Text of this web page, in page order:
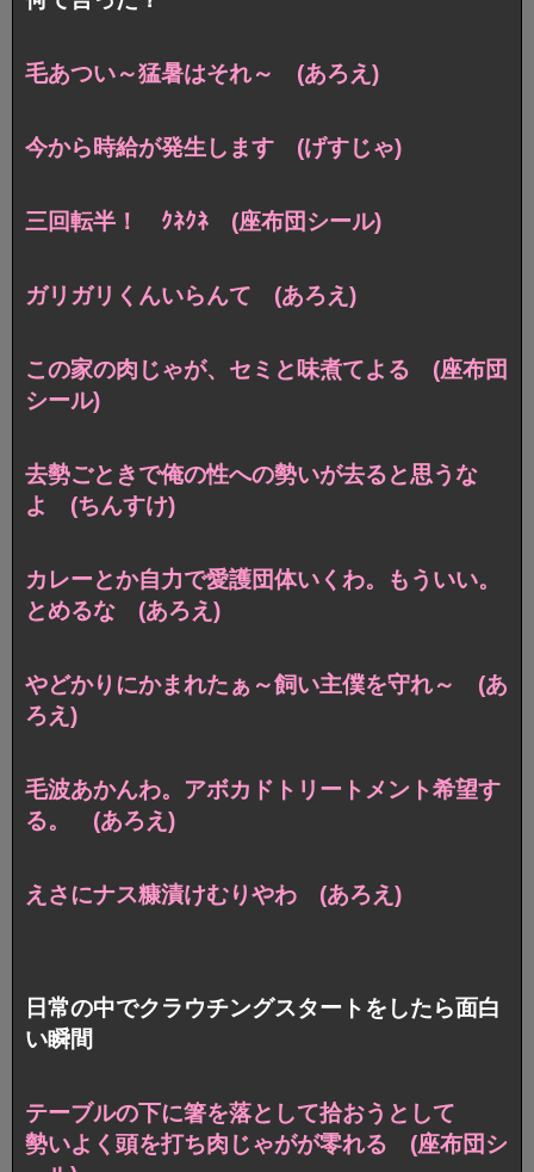
毛あつい～猛暑はそれ～ (あろえ)
今から時給が発生します (げすじゃ)
三回転半！ ｸﾈｸﾈ (座布団シール)
ガリガリくんいらんて (あろえ)
この家の肉じゃが、セミと味煮てよる (座布団
シール)
去勢ごときで俺の性への勢いが去ると思うな
よ (ちんすけ)
カレーとか自力で愛護団体いくわ。もういい。
とめるな (あろえ)
やどかりにかまれたぁ～飼い主僕を守れ～ (あ
ろえ)
毛波あかんわ。アボカドトリートメント希望す
る。 (あろえ)
えさにナス糠漬けむりやわ (あろえ)
日常の中でクラウチングスタートをしたら面白
い瞬間
テーブルの下に箸を落として拾おうとして
勢いよく頭を打ち肉じゃがが零れる (座布団シ